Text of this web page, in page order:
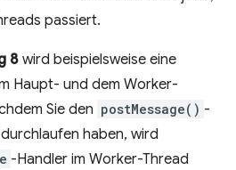
passiert.
8 wird beispielsweise eine
Haupt- und dem Worker-
Sie den postMessage() -
haben, wird
-Handler im Worker-Thread